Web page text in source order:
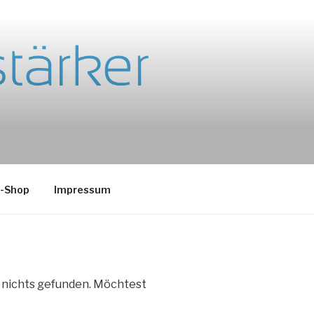
Impressum
nichts gefunden. Möchtest